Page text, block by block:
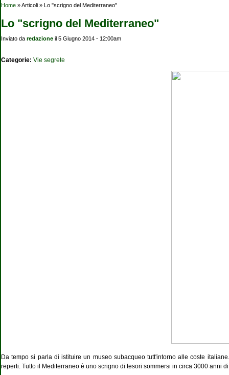
Tu sei qui
Home » Articoli » Lo "scrigno del Mediterraneo"
Lo "scrigno del Mediterraneo"
Inviato da redazione il 5 Giugno 2014 - 12:00am
Categorie: Vie segrete
Da tempo si parla di istituire un museo subacqueo tutt'intorno alle coste
reperti. Tutto il Mediterraneo è uno scrigno di tesori sommersi in circa 3000 anni